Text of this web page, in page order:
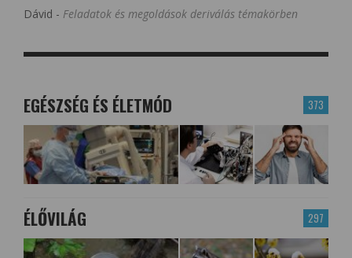
Dávid - Feladatok és megoldások deriválás témakörben
373
EGÉSZSÉG ÉS ÉLETMÓD
297
ÉLŐVILÁG